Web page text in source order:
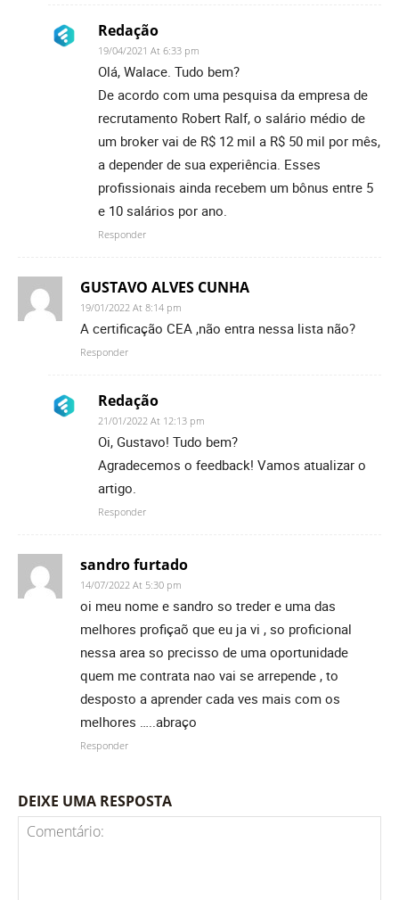
Redação
19/04/2021 At 6:33 pm
Olá, Walace. Tudo bem?
De acordo com uma pesquisa da empresa de
recrutamento Robert Ralf, o salário médio de
um broker vai de R$ 12 mil a R$ 50 mil por mês,
a depender de sua experiência. Esses
profissionais ainda recebem um bônus entre 5
e 10 salários por ano.
Responder
GUSTAVO ALVES CUNHA
19/01/2022 At 8:14 pm
A certificação CEA ,não entra nessa lista não?
Responder
Redação
21/01/2022 At 12:13 pm
Oi, Gustavo! Tudo bem?
Agradecemos o feedback! Vamos atualizar o
artigo.
Responder
sandro furtado
14/07/2022 At 5:30 pm
oi meu nome e sandro so treder e uma das
melhores profiçaõ que eu ja vi , so proficional
nessa area so precisso de uma oportunidade
quem me contrata nao vai se arrepende , to
desposto a aprender cada ves mais com os
melhores …..abraço
Responder
DEIXE UMA RESPOSTA